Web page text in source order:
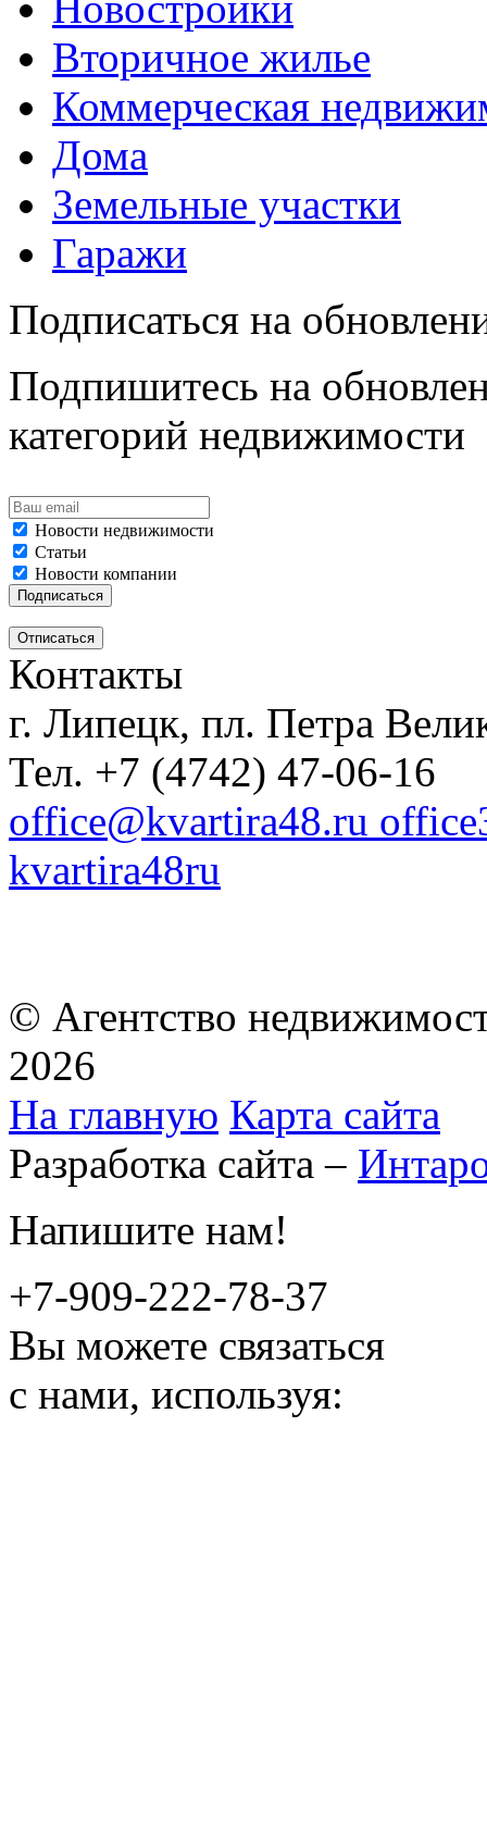
Вторичное жилье
Коммерческая
Дома
Земельные участки
Гаражи
Подписаться на
Подпишитесь на
категорий недвижимости
Новости недвижимости
Статьи
Новости компании
Контакты
г. Липецк, пл. Петра
Тел. +7 (4742) 47-06-16
office@kvartira48.ru
kvartira48ru
© Агентство
2026
На главную Карта сайта
Разработка сайта –
Напишите нам!
+7-909-222-78-37
Вы можете связаться
с нами, используя: